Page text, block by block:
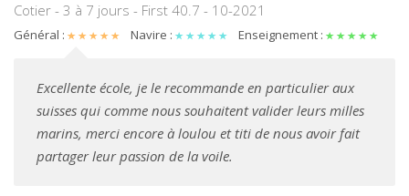
Cotier - 3 à 7 jours - First 40.7 - 10-2021
Général : Navire : Enseignement :
Excellente école, je le recommande en particulier aux
suisses qui comme nous souhaitent valider leurs milles
marins, merci encore à loulou et titi de nous avoir fait
partager leur passion de la voile.